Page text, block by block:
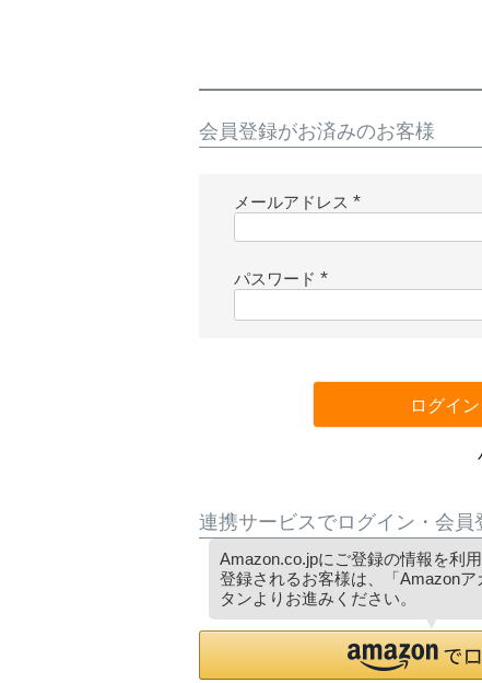
会員登録がお済みのお客様
メールアドレス
必
パスワード
必
ログイン
連携サービスでログイン・会員
Amazon.co.jpにご登録の情報を利
登録されるお客様は、「Amazon
タンよりお進みください。